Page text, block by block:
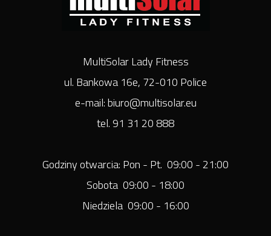
MultiSolar Lady Fitness
ul. Bankowa 16e, 72-010 Police
e-mail: biuro@multisolar.eu
tel. 91 31 20 888
Godziny otwarcia: Pon - Pt. 09:00 - 21:00
Sobota 09:00 - 18:00
Niedziela 09:00 - 16:00